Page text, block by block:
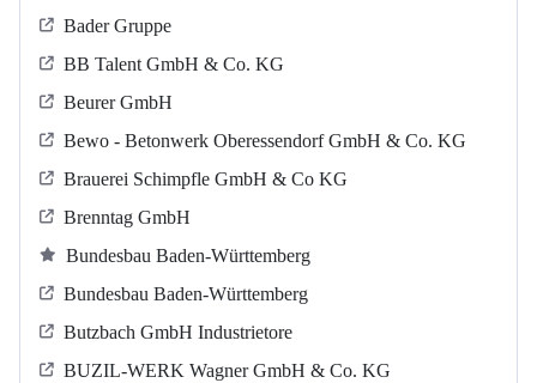
Bader Gruppe
BB Talent GmbH & Co. KG
Beurer GmbH
Bewo - Betonwerk Oberessendorf GmbH & Co. KG
Brauerei Schimpfle GmbH & Co KG
Brenntag GmbH
Bundesbau Baden-Württemberg
Bundesbau Baden-Württemberg
Butzbach GmbH Industrietore
BUZIL-WERK Wagner GmbH & Co. KG